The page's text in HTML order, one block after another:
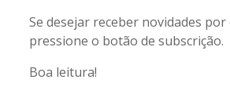
Se desejar receber novidades por
pressione o botão de subscrição.
Boa leitura!